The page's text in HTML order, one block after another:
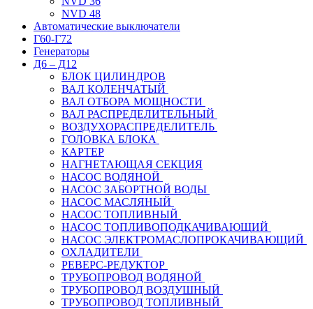
NVD 48
Автоматические выключатели
Г60-Г72
Генераторы
Д6 – Д12
БЛОК ЦИЛИНДРОВ
ВАЛ КОЛЕНЧАТЫЙ
ВАЛ ОТБОРА МОЩНОСТИ
ВАЛ РАСПРЕДЕЛИТЕЛЬНЫЙ
ВОЗДУХОРАСПРЕДЕЛИТЕЛЬ
ГОЛОВКА БЛОКА
КАРТЕР
НАГНЕТАЮЩАЯ СЕКЦИЯ
НАСОС ВОДЯНОЙ
НАСОС ЗАБОРТНОЙ ВОДЫ
НАСОС МАСЛЯНЫЙ
НАСОС ТОПЛИВНЫЙ
НАСОС ТОПЛИВОПОДКАЧИВАЮЩИЙ
НАСОС ЭЛЕКТРОМАСЛОПРОКАЧИВАЮЩИЙ
ОХЛАДИТЕЛИ
РЕВЕРС-РЕДУКТОР
ТРУБОПРОВОД ВОДЯНОЙ
ТРУБОПРОВОД ВОЗДУШНЫЙ
ТРУБОПРОВОД ТОПЛИВНЫЙ